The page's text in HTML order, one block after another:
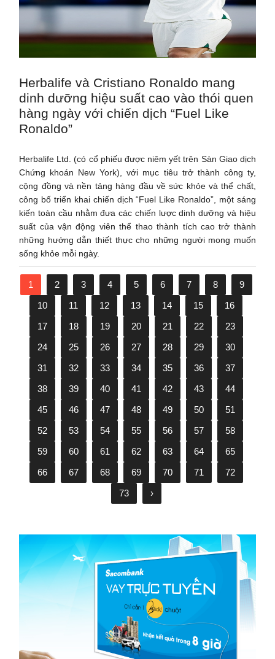
Herbalife và Cristiano Ronaldo mang
dinh dưỡng hiệu suất cao vào thói quen
hàng ngày với chiến dịch “Fuel Like
Ronaldo”
Herbalife Ltd. (có cổ phiếu được niêm yết trên Sàn Giao dịch
Chứng khoán New York), với mục tiêu trở thành công ty,
cộng đồng và nền tảng hàng đầu về sức khỏe và thể chất,
công bố triển khai chiến dịch “Fuel Like Ronaldo”, một sáng
kiến toàn cầu nhằm đưa các chiến lược dinh dưỡng và hiệu
suất của vận động viên thể thao thành tích cao trở thành
những hướng dẫn thiết thực cho những người mong muốn
sống khỏe mỗi ngày.
1 2 3 4 5 6 7 8
9
10
11 12 13 14 15
16
17
18 19 20 21 22
23
24
25 26 27 28 29
30
31
32 33 34 35 36
37
38
39 40 41 42 43
44
45
46 47 48 49 50
51
52
53 54 55 56 57
58
59
60 61 62 63 64
65
66
67 68 69 70 71
72
73
›